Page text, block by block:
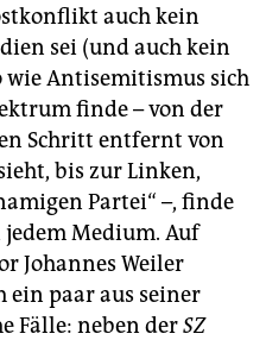
auch kein
sei (und auch kein
Antisemitismus sich
finde – von der
Schritt entfernt von
bis zur Linken,
Partei“ –, finde
Medium. Auf
Johannes Weiler
ein paar aus seiner
Fälle: neben derSZ